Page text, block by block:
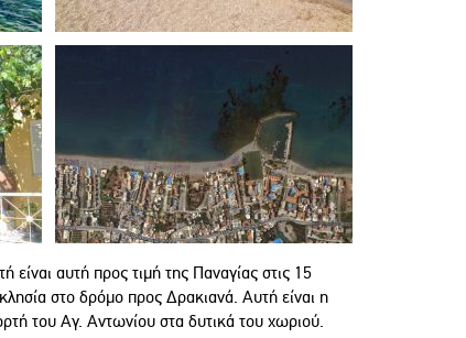
αυτή προς τιμή της Παναγίας στις 15
στο δρόμο προς Δρακιανά. Αυτή είναι η
του Αγ. Αντωνίου στα δυτικά του χωριού.